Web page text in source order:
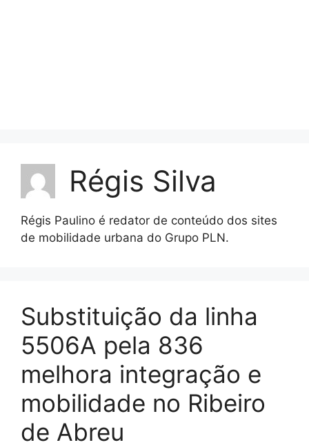
Régis Silva
Régis Paulino é redator de conteúdo dos sites
de mobilidade urbana do Grupo PLN.
Substituição da linha
5506A pela 836
melhora integração e
mobilidade no Ribeiro
de Abreu